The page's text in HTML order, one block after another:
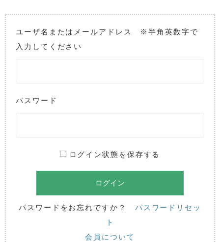
ユーザ名またはメールアドレス ※半角英数字で
入力してください
パスワード
ログイン状態を保存する
パスワードをお忘れですか？ パスワードリセッ
ト
会員について